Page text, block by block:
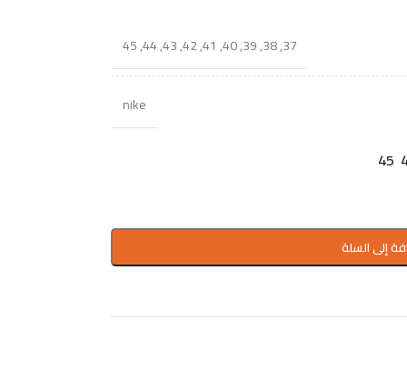
37
,
38
,
39
,
40
,
41
,
42
,
43
,
44
,
45
nike
45
إلى السلة